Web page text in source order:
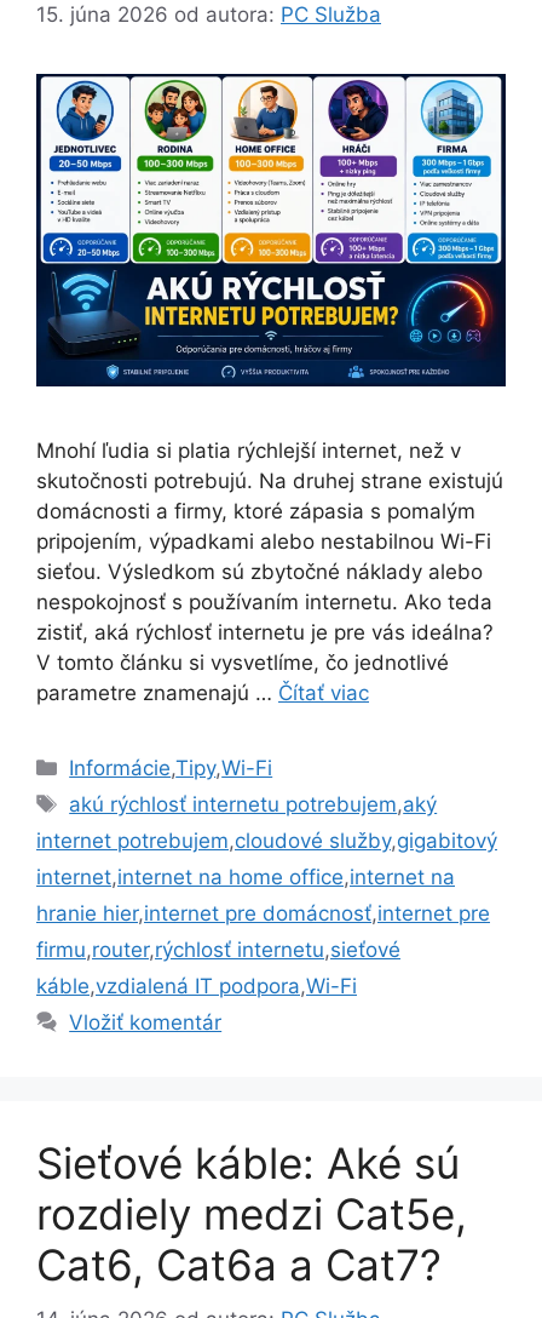
15. júna 2026 od autora: PC Služba
Mnohí ľudia si platia rýchlejší internet, než v
skutočnosti potrebujú. Na druhej strane existujú
domácnosti a firmy, ktoré zápasia s pomalým
pripojením, výpadkami alebo nestabilnou Wi-Fi
sieťou. Výsledkom sú zbytočné náklady alebo
nespokojnosť s používaním internetu. Ako teda
zistiť, aká rýchlosť internetu je pre vás ideálna?
V tomto článku si vysvetlíme, čo jednotlivé
parametre znamenajú … Čítať viac
Kategórie
Informácie,Tipy,Wi-Fi
Značky
akú rýchlosť internetu potrebujem,aký
internet potrebujem,cloudové služby,gigabitový
internet,internet na home office,internet na
hranie hier,internet pre domácnosť,internet pre
firmu,router,rýchlosť internetu,sieťové
káble,vzdialená IT podpora,Wi-Fi
Vložiť komentár
Sieťové káble: Aké sú
rozdiely medzi Cat5e,
Cat6, Cat6a a Cat7?